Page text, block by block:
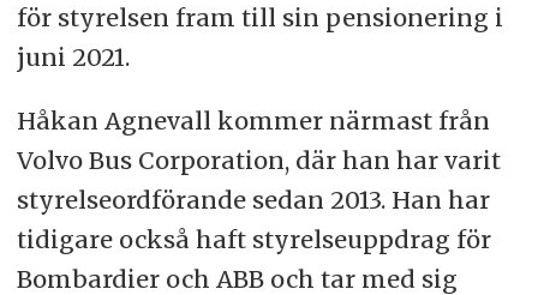
för styrelsen fram till sin pensionering i
juni 2021.
Håkan Agnevall kommer närmast från
Volvo Bus Corporation, där han har varit
styrelseordförande sedan 2013. Han har
tidigare också haft styrelseuppdrag för
Bombardier och ABB och tar med sig